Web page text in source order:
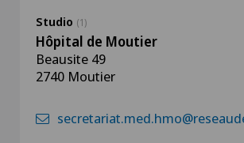
Studio (1)
Hôpital de Moutier
Beausite 49
2740 Moutier